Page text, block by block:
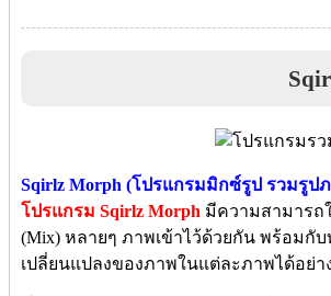
Sqirlz Morph (โปรแกรมมิกซ์รูป รวมรูป
โปรแกรม Sqirlz Morph มีความสามารถ
(Mix) หลายๆ ภาพเข้าไว้ด้วยกัน พร้อมกับ
เปลี่ยนแปลงของภาพในแต่ละภาพได้อย่า